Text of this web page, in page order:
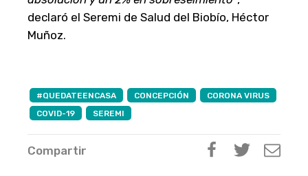
declaró el Seremi de Salud del Biobío, Héctor
Muñoz.
#QUEDATEENCASA CONCEPCIÓN
CORONA VIRUS
COVID-19
SEREMI
Compartir